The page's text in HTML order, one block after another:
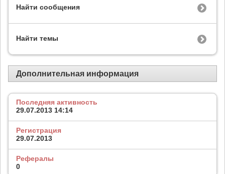
Найти сообщения
Найти темы
Дополнительная информация
Последняя активность
29.07.2013 14:14
Регистрация
29.07.2013
Рефералы
0